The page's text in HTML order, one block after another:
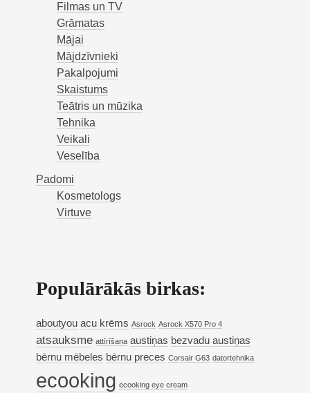
Filmas un TV
Grāmatas
Mājai
Mājdzīvnieki
Pakalpojumi
Skaistums
Teātris un mūzika
Tehnika
Veikali
Veselība
Padomi
Kosmetologs
Virtuve
Populārākās birkas:
aboutyou acu krēms Asrock Asrock X570 Pro 4
atsauksme attīrīšana austiņas bezvadu austiņas
bērnu mēbeles bērnu preces Corsair G63 datortehnika
ecooking ecooking eye cream